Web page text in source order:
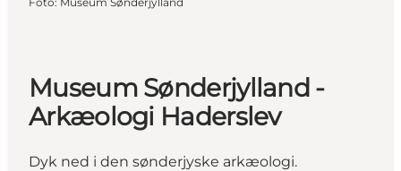
Museum Sønderjylland -
Arkæologi Haderslev
Dyk ned i den sønderjyske arkæologi.